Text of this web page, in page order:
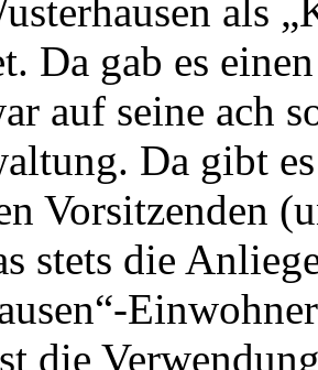
als
Da gab es
auf seine ach
Da gibt
Vorsitzenden
stets die
die